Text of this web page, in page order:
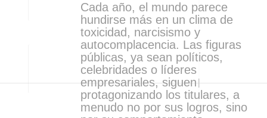
Cada año, el mundo parece
hundirse más en un clima de
toxicidad, narcisismo y
autocomplacencia. Las figuras
públicas, ya sean políticos,
celebridades o líderes
empresariales, siguen
protagonizando los titulares, a
menudo no por sus logros, sino